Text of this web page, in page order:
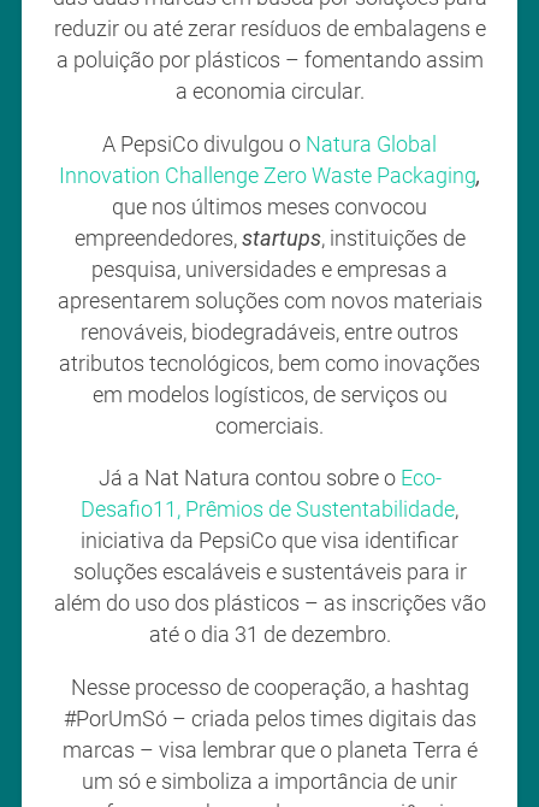
reduzir ou até zerar resíduos de embalagens e
a poluição por plásticos – fomentando assim
a economia circular.
A PepsiCo divulgou o Natura Global
Innovation Challenge Zero Waste Packaging,
que nos últimos meses convocou
empreendedores, startups, instituições de
pesquisa, universidades e empresas a
apresentarem soluções com novos materiais
renováveis, biodegradáveis, entre outros
atributos tecnológicos, bem como inovações
em modelos logísticos, de serviços ou
comerciais.
Já a Nat Natura contou sobre o Eco-
Desafio11, Prêmios de Sustentabilidade,
iniciativa da PepsiCo que visa identificar
soluções escaláveis e sustentáveis para ir
além do uso dos plásticos – as inscrições vão
até o dia 31 de dezembro.
Nesse processo de cooperação, a hashtag
#PorUmSó – criada pelos times digitais das
marcas – visa lembrar que o planeta Terra é
um só e simboliza a importância de unir